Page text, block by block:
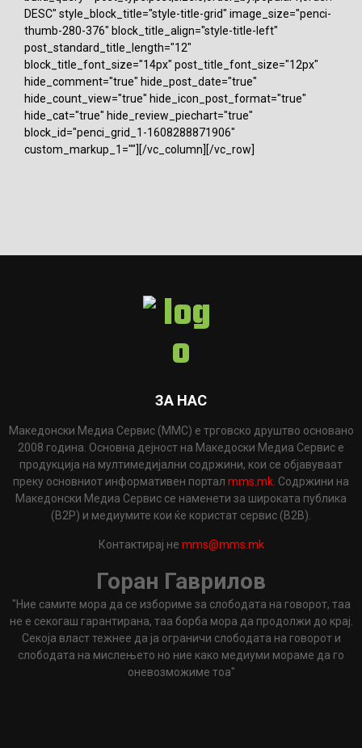
DESC" style_block_title="style-title-grid" image_size="penci-
thumb-280-376" block_title_align="style-title-left"
post_standard_title_length="12"
block_title_font_size="14px" post_title_font_size="12px"
hide_comment="true" hide_post_date="true"
hide_count_view="true" hide_icon_post_format="true"
hide_cat="true" hide_review_piechart="true"
block_id="penci_grid_1-1608288871906"
custom_markup_1=""][/vc_column][/vc_row]
ЗА НАС
Македонски Медиа Сервис (ММС) е трговско друштво основано
2008 година. Основна дејност на Македоски Медиа Сервис е
продукција на мултимедијални содржини, кои се објавуваат
преку основниот информативен портал mms.mk. Содржини на
Македонски Медиа Сервис се наменети за широката публика
(B2P) и медиумите кои ќе користат сервис (B2B).
Контактирај не mms@mms.mk
Горан Гаврилов
"Ние самите мора да се избориме за слободата на говорот, таа
не е секогаш гарантирана, таа борба мора да продолжи до крај.
Секоја власт тежнее да ја ограничи слободата на говорот и
слободата на мислењето но ние како медиуми мораме да го
оневозможиме тоа"